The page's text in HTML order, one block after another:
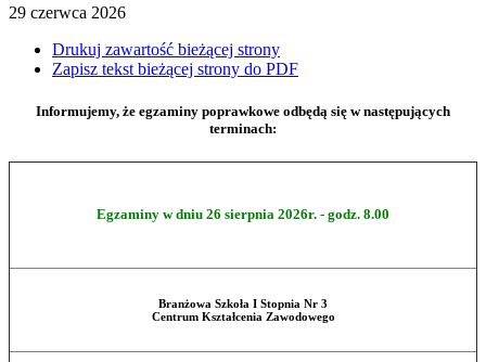
29 czerwca 2026
Drukuj zawartość bieżącej strony
Zapisz tekst bieżącej strony do PDF
Informujemy, że egzaminy poprawkowe odbędą się w następujących
terminach:
Egzaminy w dniu 26 sierpnia 2026r. - godz. 8.00
Branżowa Szkoła I Stopnia Nr 3
Centrum Kształcenia Zawodowego